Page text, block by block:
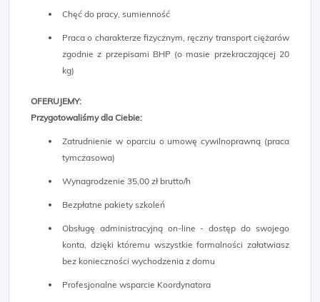
Chęć do pracy, sumienność
Praca o charakterze fizycznym, ręczny transport ciężarów
zgodnie z przepisami BHP (o masie przekraczającej 20
kg)
OFERUJEMY:
Przygotowaliśmy dla Ciebie:
Zatrudnienie w oparciu o umowę cywilnoprawną (praca
tymczasowa)
Wynagrodzenie 35,00 zł brutto/h
Bezpłatne pakiety szkoleń
Obsługę administracyjną on-line - dostęp do swojego
konta, dzięki któremu wszystkie formalności załatwiasz
bez konieczności wychodzenia z domu
Profesjonalne wsparcie Koordynatora